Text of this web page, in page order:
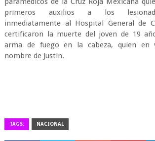
primeros auxilios a los
inmediatamente al Hospital General de
certificaron la muerte del joven de 19
arma de fuego en la cabeza, quien en
nombre de Justin.
TAGS: NACIONAL